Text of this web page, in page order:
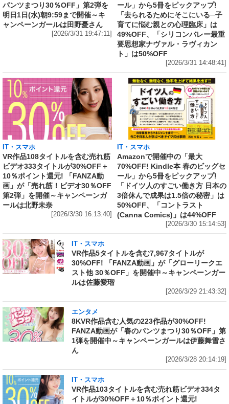
パンツまつり30％OFF」第2弾を
明日1日(水)朝9:59まで開催～キ
ャンペーンガールは田野憂さん
[2026/3/31 19:47:11]
ール」から5冊をピックアップ!
「去られるためにそこにいる─子
育てに悩む親との心理臨床」は
49%OFF、「シリコンバレー最重
要思想家ナヴァル・ラヴィカン
ト」は50%OFF
[2026/3/31 14:48:41]
IT・スマホ
VR作品108タイトルを含む売れ筋
ビデオ333タイトルが30%OFF＋
10％ポイント還元! 「FANZA動
画」が「売れ筋！ビデオ30％OFF
第2弾」を開催～キャンペーンガ
ールは北野未奈
[2026/3/30 16:13:40]
IT・スマホ
Amazonで開催中の「最大
70%OFF! Kindle本 春のビッグセ
ール」から5冊をピックアップ!
「ドイツ人のすごい働き方 日本の
3倍休んで成果は1.5倍の秘密」は
50%OFF、「コントラスト
(Canna Comics)」は44%OFF
[2026/3/30 15:14:53]
IT・スマホ
VR作品5タイトルを含む7,967タイトルが
30%OFF! 「FANZA動画」が「グローリークエ
スト他 30％OFF」を開催中～キャンペーンガー
ルは佐藤愛瑠
[2026/3/29 21:43:32]
エンタメ
8KVR作品含む人気の223作品が30%OFF!
FANZA動画が「春のパンツまつり30％OFF」第
1弾を開催中～キャンペーンガールは伊藤舞雪さ
ん
[2026/3/28 20:14:19]
IT・スマホ
VR作品103タイトルを含む売れ筋ビデオ334タ
イトルが30%OFF＋10％ポイント還元!